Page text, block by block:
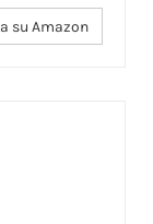
su Amazon